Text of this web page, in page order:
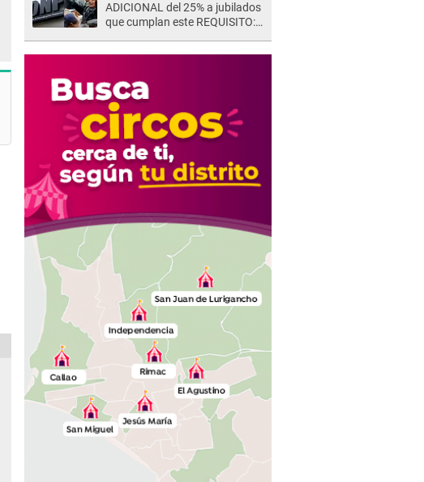
ADICIONAL del 25% a jubilados
que cumplan este REQUISITO: